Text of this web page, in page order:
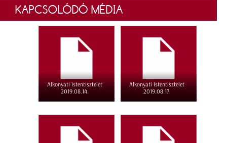
KAPCSOLÓDÓ MÉDIA
Alkonyati Istentisztelet
2019.08.14.
Alkonyati Istentisztelet
2019.08.17.